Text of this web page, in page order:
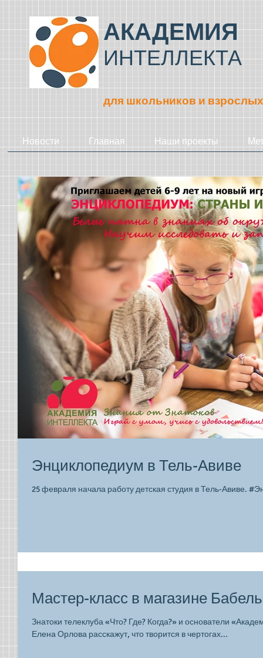
АКАДЕМИЯ
ИНТЕЛЛЕКТА
для школьников и взрослых
Новости Главная Наши проекты
Энциклопедиум в Тель-Авиве
25 февраля начала работу детская студия в Тель-Авиве.
Мастер-класс в магазине Бабель
Знатоки телеклуба «Что? Где? Когда?» и основатели
Елена Орлова расскажут, что творится в чертогах...